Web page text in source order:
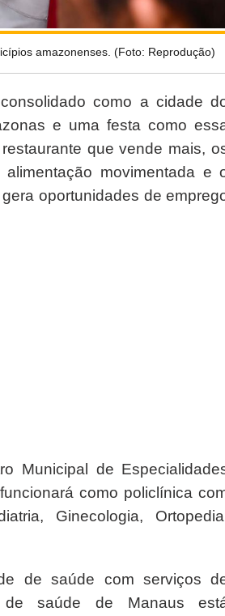
amazonenses. (Foto: Reprodução)
como a cidade
e uma festa como
que vende mais,
movimentada e
oportunidades de
Municipal de
como policlínica
Ginecologia,
de saúde com serviços
de saúde de Manaus